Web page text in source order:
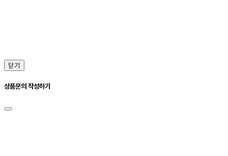
닫기
상품문의 작성하기